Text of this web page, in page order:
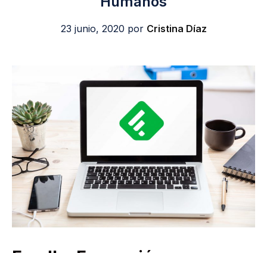
23 junio, 2020 por Cristina Díaz